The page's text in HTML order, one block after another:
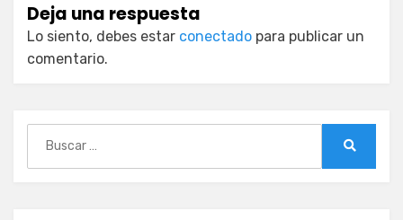
Deja una respuesta
Lo siento, debes estar conectado para publicar un
comentario.